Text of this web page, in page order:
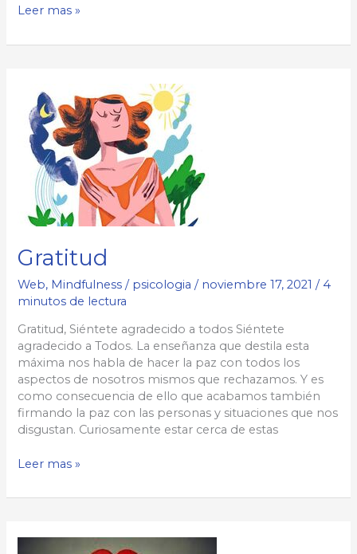
Semejanzas
Leer mas »
Gratitud
Web, Mindfulness / psicologia/ noviembre 17, 2021/ 4
minutos de lectura
Gratitud, Siéntete agradecido a todos Siéntete
agradecido a Todos. La enseñanza que destila esta
máxima nos habla de hacer la paz con todos los
aspectos de nosotros mismos que rechazamos. Y es
como consecuencia de ello que acabamos también
firmando la paz con las personas y situaciones que nos
disgustan. Curiosamente estar cerca de estas
Gratitud
Leer mas »